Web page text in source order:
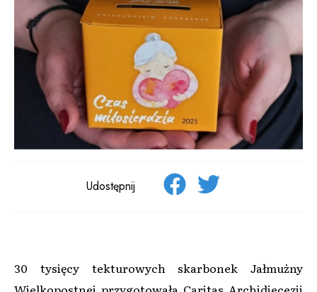
Udostępnij
30 tysięcy tekturowych skarbonek Jałmużny